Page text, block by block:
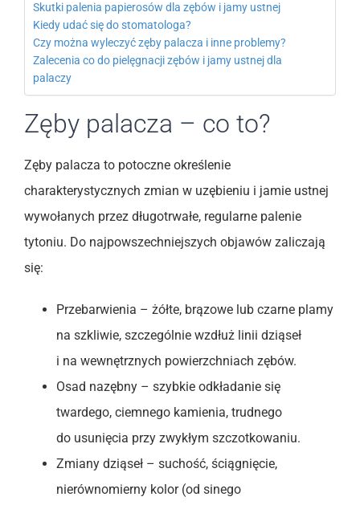
Skutki palenia papierosów dla zębów i jamy ustnej
Kiedy udać się do stomatologa?
Czy można wyleczyć zęby palacza i inne problemy?
Zalecenia co do pielęgnacji zębów i jamy ustnej dla
palaczy
Zęby palacza – co to?
Zęby palacza to potoczne określenie
charakterystycznych zmian w uzębieniu i jamie ustnej
wywołanych przez długotrwałe, regularne palenie
tytoniu. Do najpowszechniejszych objawów zaliczają
się:
Przebarwienia – żółte, brązowe lub czarne plamy
na szkliwie, szczególnie wzdłuż linii dziąseł
i na wewnętrznych powierzchniach zębów.
Osad nazębny – szybkie odkładanie się
twardego, ciemnego kamienia, trudnego
do usunięcia przy zwykłym szczotkowaniu.
Zmiany dziąseł – suchość, ściągnięcie,
nierównomierny kolor (od sinego